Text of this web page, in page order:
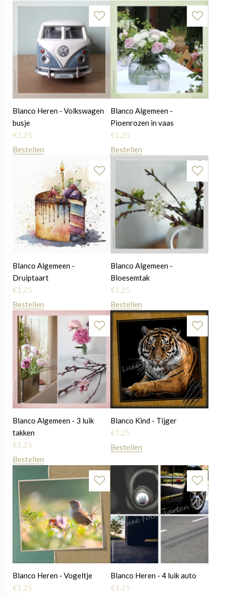
Blanco Heren - Volkswagen
busje
€1,25
Bestellen
Blanco Algemeen -
Pioenrozen in vaas
€1,25
Bestellen
Blanco Algemeen -
Druiptaart
€1,25
Bestellen
Blanco Algemeen -
Bloesemtak
€1,25
Bestellen
Blanco Algemeen - 3 luik
takken
€1,25
Bestellen
Blanco Kind - Tijger
€1,25
Bestellen
Blanco Heren - Vogeltje
€1,25
Blanco Heren - 4 luik auto
€1,25